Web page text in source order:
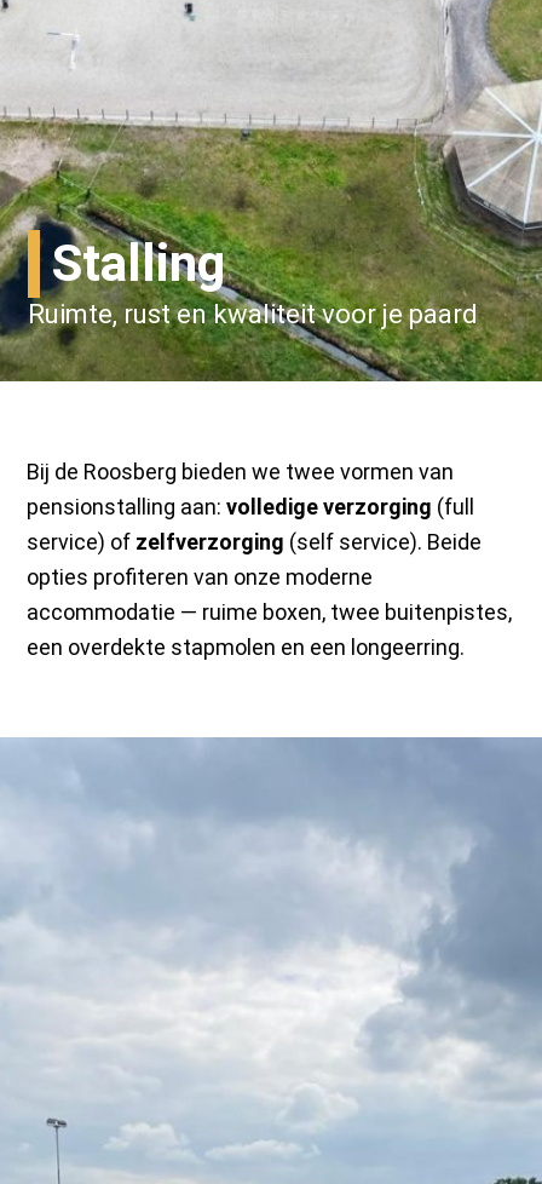
Stalling
Ruimte, rust en kwaliteit voor je paard
Bij de Roosberg bieden we twee vormen van
pensionstalling aan:volledige verzorging (full
service) of zelfverzorging (self service). Beide
opties profiteren van onze moderne
accommodatie — ruime boxen, twee buitenpistes,
een overdekte stapmolen en een longeerring.